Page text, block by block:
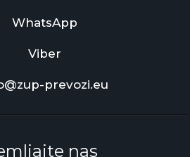
WhatsApp
Viber
prevozi.eu
nas